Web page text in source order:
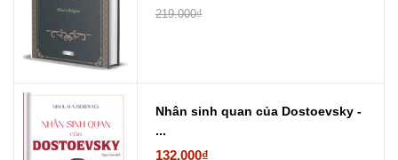
219.000₫
Nhân sinh quan của Dostoevsky -
...
132.000₫